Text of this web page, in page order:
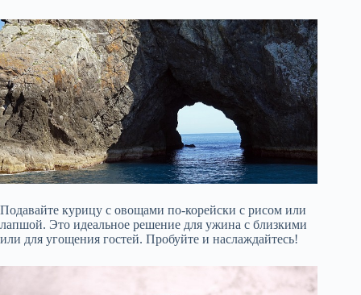
Подавайте курицу с овощами по-корейски с рисом или
лапшой. Это идеальное решение для ужина с близкими
или для угощения гостей. Пробуйте и наслаждайтесь!